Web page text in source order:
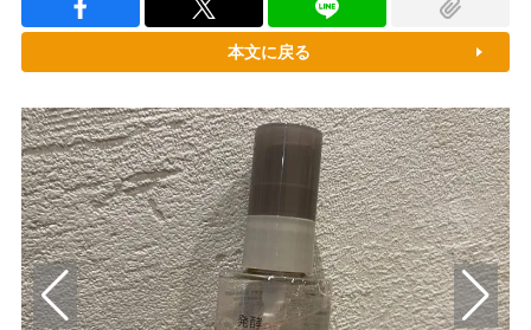
本文に戻る